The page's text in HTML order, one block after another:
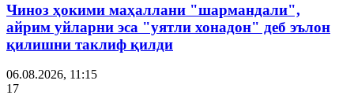
Чиноз ҳокими маҳаллани "шармандали",
айрим уйларни эса "уятли хонадон" деб эълон
қилишни таклиф қилди
06.08.2026, 11:15
17